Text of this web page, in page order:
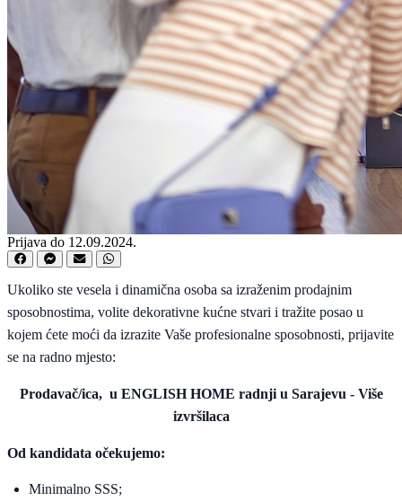
Prijava do 12.09.2024.
Ukoliko ste vesela i dinamična osoba sa izraženim prodajnim
sposobnostima, volite dekorativne kućne stvari i tražite posao u
kojem ćete moći da izrazite Vaše profesionalne sposobnosti, prijavite
se na radno mjesto:
Prodavač/ica, u ENGLISH HOME radnji u Sarajevu - Više
izvršilaca
Od kandidata očekujemo:
Minimalno SSS;